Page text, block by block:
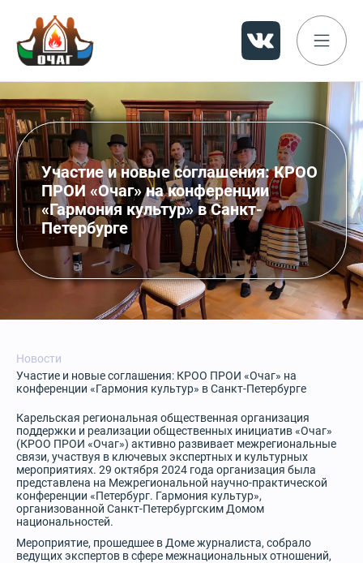
Участие и новые соглашения: КРОО
ПРОИ «Очаг» на конференции
«Гармония культур» в Санкт-
Петербурге
Новости
Участие и новые соглашения: КРОО ПРОИ «Очаг» на
конференции «Гармония культур» в Санкт-Петербурге
Карельская региональная общественная организация
поддержки и реализации общественных инициатив «Очаг»
(КРОО ПРОИ «Очаг») активно развивает межрегиональные
связи, участвуя в ключевых экспертных и культурных
мероприятиях. 29 октября 2024 года организация была
представлена на Межрегиональной научно-практической
конференции «Петербург. Гармония культур»,
организованной Санкт-Петербургским Домом
национальностей.
Мероприятие, прошедшее в Доме журналиста, собрало
ведущих экспертов в сфере межнациональных отношений,